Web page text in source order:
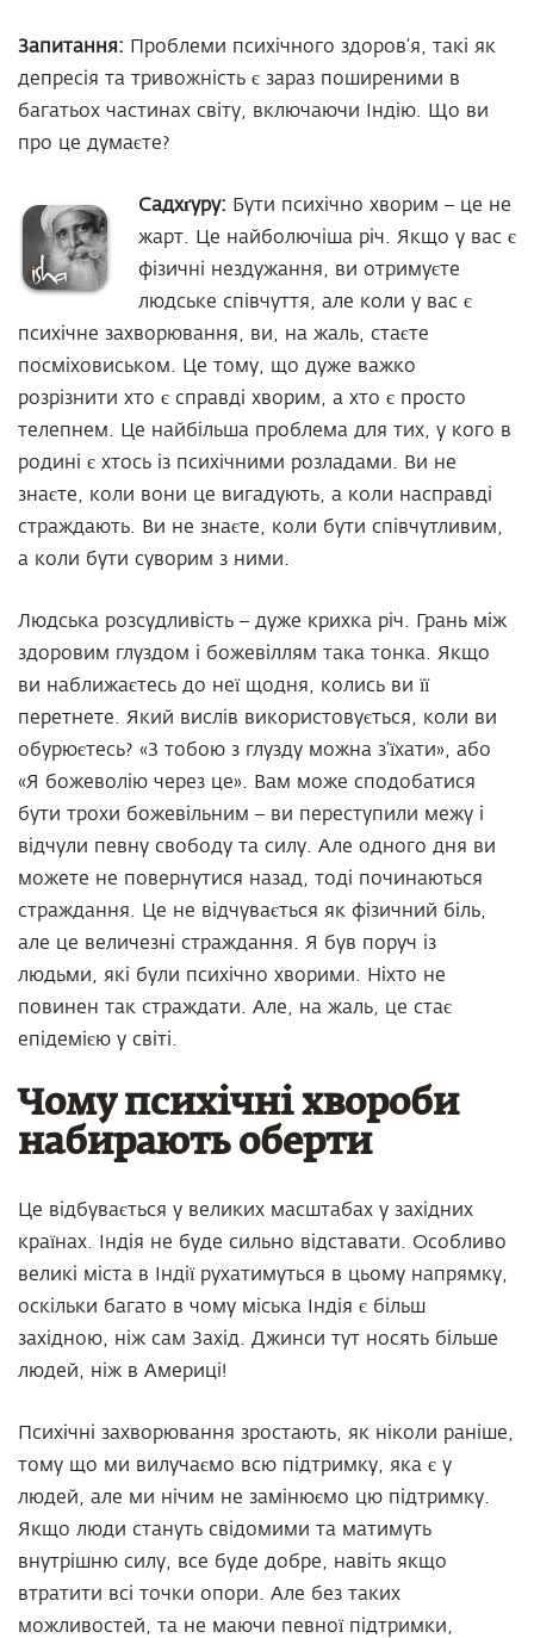
Запитання: Проблеми психічного здоров’я, такі як
депресія та тривожність є зараз поширеними в
багатьох частинах світу, включаючи Індію. Що ви
про це думаєте?
Садхґуру: Бути психічно хворим – це не
жарт. Це найболючіша річ. Якщо у вас є
фізичні нездужання, ви отримуєте
людське співчуття, але коли у вас є
психічне захворювання, ви, на жаль, стаєте
посміховиськом. Це тому, що дуже важко
розрізнити хто є справді хворим, а хто є просто
телепнем. Це найбільша проблема для тих, у кого в
родині є хтось із психічними розладами. Ви не
знаєте, коли вони це вигадують, а коли насправді
страждають. Ви не знаєте, коли бути співчутливим,
а коли бути суворим з ними.
Людська розсудливість – дуже крихка річ. Грань між
здоровим глуздом і божевіллям така тонка. Якщо
ви наближаєтесь до неї щодня, колись ви її
перетнете. Який вислів використовується, коли ви
обурюєтесь? «З тобою з глузду можна з’їхати», або
«Я божеволію через це». Вам може сподобатися
бути трохи божевільним – ви переступили межу і
відчули певну свободу та силу. Але одного дня ви
можете не повернутися назад, тоді починаються
страждання. Це не відчувається як фізичний біль,
але це величезні страждання. Я був поруч із
людьми, які були психічно хворими. Ніхто не
повинен так страждати. Але, на жаль, це стає
епідемією у світі.
Чому психічні хвороби
набирають оберти
Це відбувається у великих масштабах у західних
країнах. Індія не буде сильно відставати. Особливо
великі міста в Індії рухатимуться в цьому напрямку,
оскільки багато в чому міська Індія є більш
західною, ніж сам Захід. Джинси тут носять більше
людей, ніж в Америці!
Психічні захворювання зростають, як ніколи раніше,
тому що ми вилучаємо всю підтримку, яка є у
людей, але ми нічим не замінюємо цю підтримку.
Якщо люди стануть свідомими та матимуть
внутрішню силу, все буде добре, навіть якщо
втратити всі точки опори. Але без таких
можливостей, та не маючи певної підтримки,